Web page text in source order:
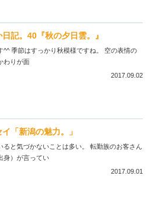
日記。40『秋の夕日雲。』
^^ 季節はすっかり秋模様ですね。 空の表情の
わりが面
2017.09.02
「新潟の魅力。」
ると気づかないことは多い。 転勤族のお客さん
身）が言ってい
2017.09.01